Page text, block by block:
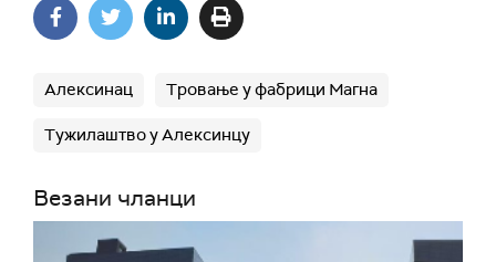
Алексинац Тровање у фабрици Магна
Тужилаштво у Алексинцу
Везани чланци